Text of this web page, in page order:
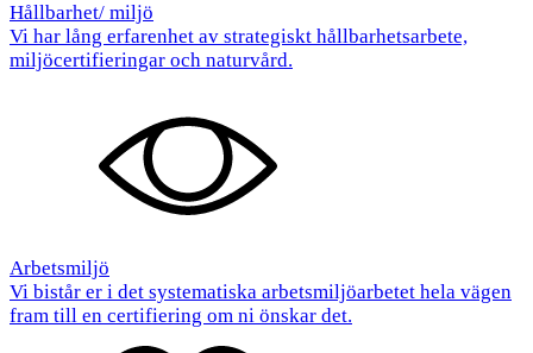
Hållbarhet/ miljö
Vi har lång erfarenhet av strategiskt hållbarhetsarbete,
miljöcertifieringar och naturvård.
Arbetsmiljö
Vi bistår er i det systematiska arbetsmiljöarbetet hela vägen
fram till en certifiering om ni önskar det.